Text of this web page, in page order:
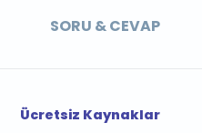
SORU & CEVAP
Ücretsiz Kaynaklar